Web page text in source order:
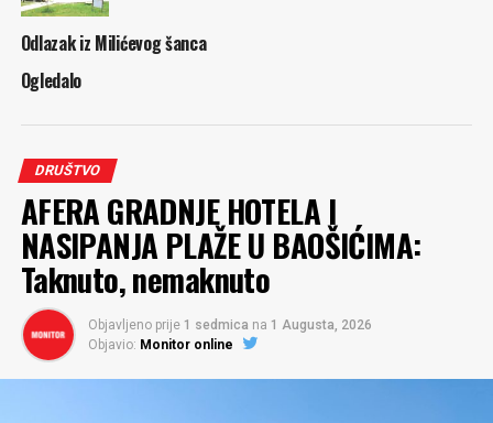
Odlazak iz Milićevog šanca
Ogledalo
DRUŠTVO
AFERA GRADNJE HOTELA I
NASIPANJA PLAŽE U BAOŠIĆIMA:
Taknuto, nemaknuto
Objavljeno prije 1 sedmica na 1 Augusta, 2026
Objavio: Monitor online